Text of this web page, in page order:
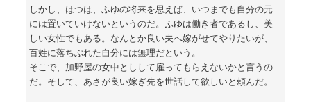
しかし、はつは、ふゆの将来を思えば、いつまでも自分の元
には置いていけないというのだ。ふゆは働き者であるし、美
しい女性でもある。なんとか良い夫へ嫁がせてやりたいが、
百姓に落ちぶれた自分には無理だという。
そこで、加野屋の女中としして雇ってもらえないかと言うの
だ。そして、あさが良い嫁ぎ先を世話して欲しいと頼んだ。